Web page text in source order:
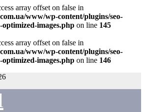
array offset on false in
www/wp-content/plugins/seo-
optimized-images.php on line 145
array offset on false in
www/wp-content/plugins/seo-
optimized-images.php on line 146